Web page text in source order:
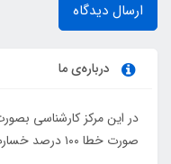
ارسال دیدگاه
درباره‌ی ما
در این مرکز کارشناسی
صورت خطا ۱۰۰ درصد خسارت به مشتری پرداخت می شود...